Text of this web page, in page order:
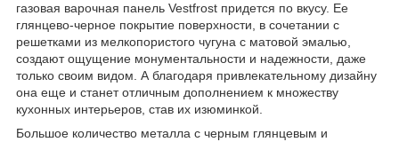
газовая варочная панель Vestfrost придется по вкусу. Ее
глянцево-черное покрытие поверхности, в сочетании с
решетками из мелкопористого чугуна с матовой эмалью,
создают ощущение монументальности и надежности, даже
только своим видом. А благодаря привлекательному дизайну
она еще и станет отличным дополнением к множеству
кухонных интерьеров, став их изюминкой.
Большое количество металла с черным глянцевым и